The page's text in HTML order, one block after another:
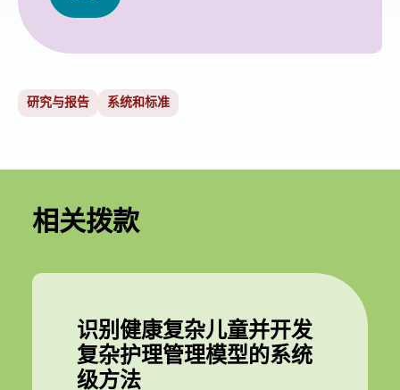
研究与报告 系统和标准
相关拨款
识别健康复杂儿童并开发
复杂护理管理模型的系统
级方法